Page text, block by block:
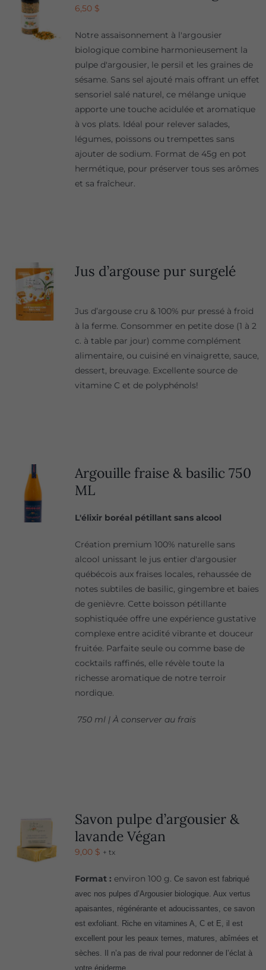
6,50 $
Notre assaisonnement à l'argousier
biologique combine harmonieusement la
pulpe d'argousier, le persil et les graines de
sésame. Sans sel ajouté mais offrant un effet
sensoriel salé naturel, ce mélange unique
apporte une touche acidulée et aromatique
à vos plats. Idéal pour relever salades,
légumes, poissons ou trempettes sans
ajouter de sodium. Format de 45g en pot
hermétique, pour préserver tous ses arômes
et sa fraîcheur.
Jus d’argouse pur surgelé
Jus d’argouse cru & 100% pur pressé à froid
à la ferme. Consommer en petite dose (1 à 2
c. à table par jour) comme complément
alimentaire, ou cuisiné en vinaigrette, sauce,
dessert, breuvage. Excellente source de
vitamine C et de polyphénols!
Argouille fraise & basilic 750
ML
L'élixir boréal pétillant sans alcool
Création premium 100% naturelle sans
alcool unissant le jus entier d'argousier
québécois aux fraises locales, rehaussée de
notes subtiles de basilic, gingembre et baies
de genièvre. Cette boisson pétillante
sophistiquée offre une expérience gustative
complexe entre acidité vibrante et douceur
fruitée. Parfaite seule ou comme base de
cocktails raffinés, elle révèle toute la
richesse aromatique de notre terroir
nordique.
750 ml | À conserver au frais
Savon pulpe d’argousier &
lavande Végan
9,00 $ + tx
Format : environ 100 g. Ce savon est fabriqué
avec nos pulpes d’Argousier biologique. Aux vertus
apaisantes, régénérante et adoucissantes, ce savon
est exfoliant. Riche en vitamines A, C et E, il est
excellent pour les peaux ternes, matures, abîmées et
sèches. Il n’a pas de rival pour redonner de l’éclat à
votre épiderme.